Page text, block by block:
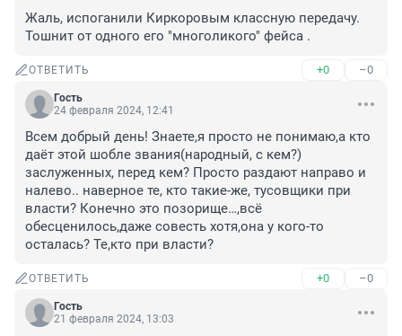
Жаль, испоганили Киркоровым классную передачу.
Тошнит от одного его "многоликого" фейса .
ОТВЕТИТЬ +0 –0
Гость
24 февраля 2024, 12:41
Всем добрый день! Знаете,я просто не понимаю,а кто
даёт этой шобле звания(народный, с кем?)
заслуженных, перед кем? Просто раздают направо и
налево.. наверное те, кто такие-же, тусовщики при
власти? Конечно это позорище…,всё
обесценилось,даже совесть хотя,она у кого-то
осталась? Те,кто при власти?
ОТВЕТИТЬ +0 –0
Гость
21 февраля 2024, 13:03